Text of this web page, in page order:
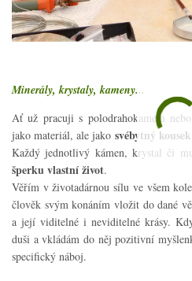
Minerály, krystaly, kameny...
Ať už pracuji s polodrahokamem
jako materiál, ale jako svébytný
Každý jednotlivý kámen, krystal či
šperku vlastní život.
Věřím v životadárnou sílu ve všem
člověk svým konáním vložit do dané
a její viditelné i neviditelné krásy.
duši a vkládám do něj pozitivní
specifický náboj.